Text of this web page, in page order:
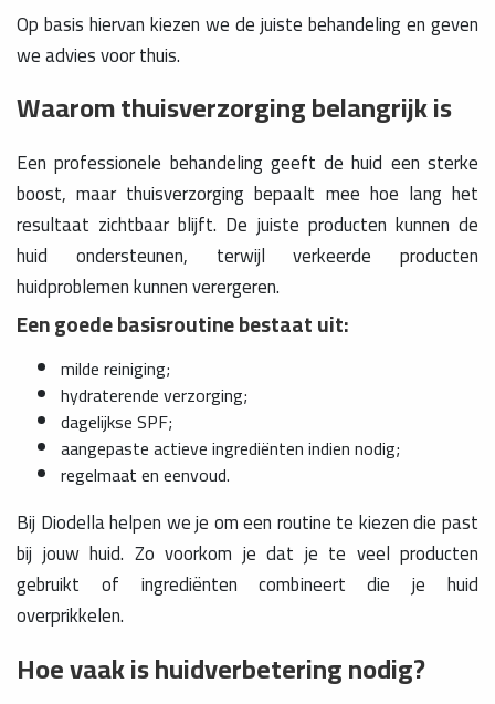
Op basis hiervan kiezen we de juiste behandeling en geven
we advies voor thuis.
Waarom thuisverzorging belangrijk is
Een professionele behandeling geeft de huid een sterke
boost, maar thuisverzorging bepaalt mee hoe lang het
resultaat zichtbaar blijft. De juiste producten kunnen de
huid ondersteunen, terwijl verkeerde producten
huidproblemen kunnen verergeren.
Een goede basisroutine bestaat uit:
milde reiniging;
hydraterende verzorging;
dagelijkse SPF;
aangepaste actieve ingrediënten indien nodig;
regelmaat en eenvoud.
Bij Diodella helpen we je om een routine te kiezen die past
bij jouw huid. Zo voorkom je dat je te veel producten
gebruikt of ingrediënten combineert die je huid
overprikkelen.
Hoe vaak is huidverbetering nodig?